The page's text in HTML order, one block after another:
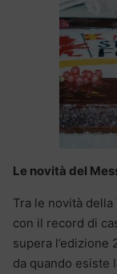
Le novità del
Tra le novità
con il record di
supera l’edizione
da quando esiste